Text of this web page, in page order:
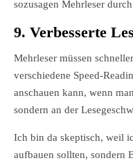
sozusagen Mehrleser
9. Verbesserte
Mehrleser müssen
verschiedene Speed-
anschauen kann, wenn
sondern an der
Ich bin da skeptisch, weil
aufbauen sollten, sondern